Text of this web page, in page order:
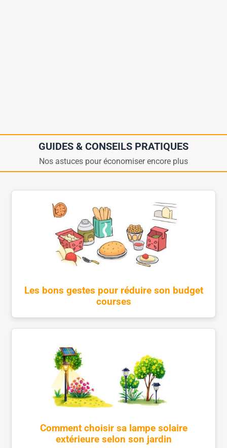
GUIDES & CONSEILS PRATIQUES
Nos astuces pour économiser encore plus
Les bons gestes pour réduire son budget
courses
Comment choisir sa lampe solaire
extérieure selon son jardin